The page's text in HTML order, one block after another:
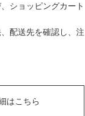
ショッピングカート
配送先を確認し、注
はこちら